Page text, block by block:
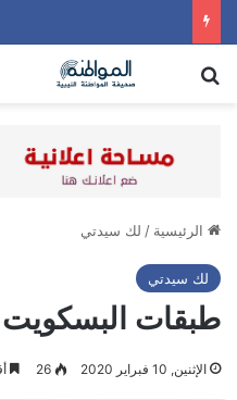
الرئيسية / لك سيدتي
لك سيدتي
طبقات البسكويت
الإثنين, 10 فبراير 2020 26